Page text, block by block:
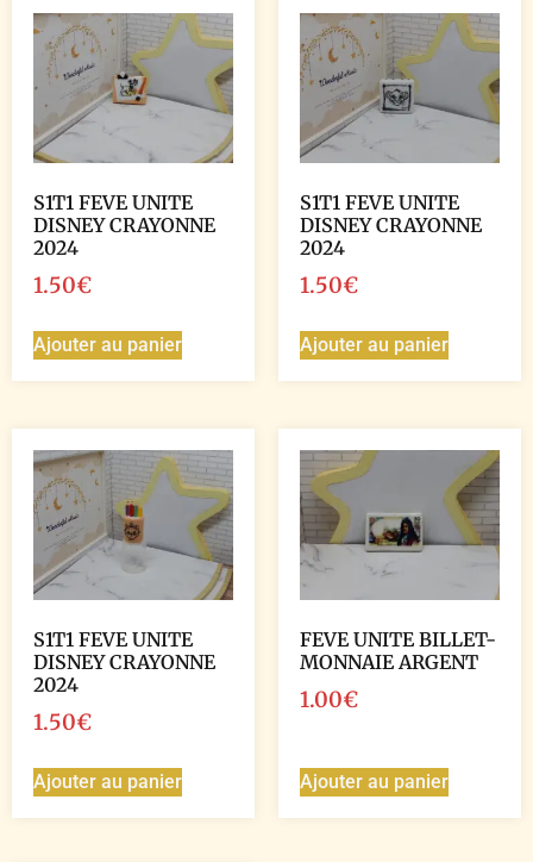
S1T1 FEVE UNITE
DISNEY CRAYONNE
2024
1.50€
Ajouter au panier
S1T1 FEVE UNITE
DISNEY CRAYONNE
2024
1.50€
Ajouter au panier
S1T1 FEVE UNITE
DISNEY CRAYONNE
2024
1.50€
Ajouter au panier
FEVE UNITE BILLET-
MONNAIE ARGENT
1.00€
Ajouter au panier